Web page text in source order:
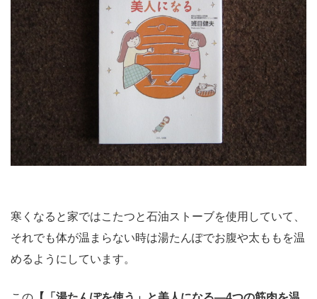
寒くなると家ではこたつと石油ストーブを使用していて、
それでも体が温まらない時は湯たんぽでお腹や太ももを温
めるようにしています。